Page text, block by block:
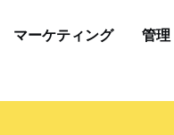
マーケティング 管理